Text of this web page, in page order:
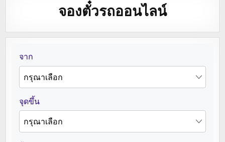
จองตั๋วรถออนไลน์